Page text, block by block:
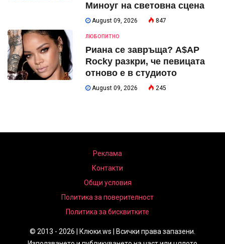
Миноуг на световна сцена
August 09, 2026 847
ЛЮБОПИТНО
Риана се завръща? A$AP
Rocky разкри, че певицата
отново е в студиото
August 09, 2026 245
Реклама
Контакти
Общи условия
Политика за поверителност
Политика за бисквитките
© 2013 - 2026 | Клюки.ws | Всички права запазени.